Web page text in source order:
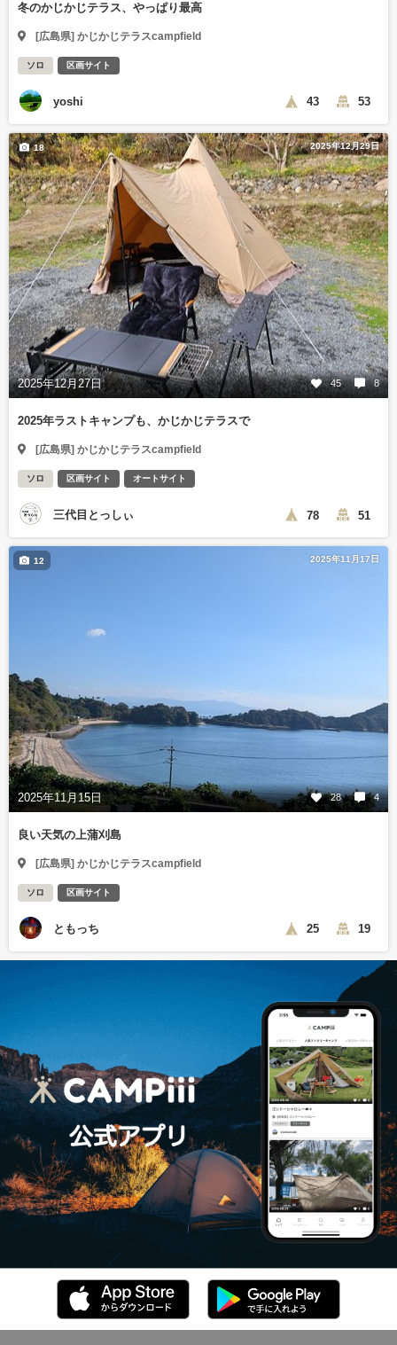
冬のかじかじテラス、やっぱり最高
[広島県] かじかじテラスcampfield
ソロ 区画サイト
yoshi 43 53
2025年12月29日
2025年12月27日 45 8
18
2025年ラストキャンプも、かじかじテラスで
[広島県] かじかじテラスcampfield
ソロ 区画サイト オートサイト
三代目とっしぃ 78 51
2025年11月17日
2025年11月15日 28 4
12
良い天気の上蒲刈島
[広島県] かじかじテラスcampfield
ソロ 区画サイト
ともっち 25 19